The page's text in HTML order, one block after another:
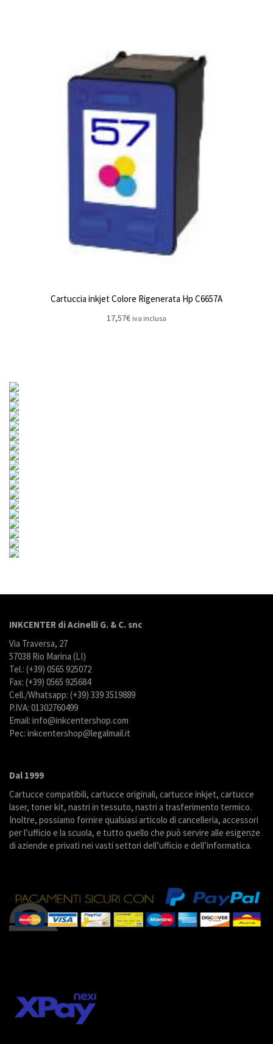
Cartuccia inkjet Colore Rigenerata Hp C6657A
17,57€ iva inclusa
INKCENTER di Acinelli G. & C. snc
Via Traversa, 27
57038 Rio Marina (LI)
Tel.: (+39) 0565 925072
Fax: (+39) 0565 925684
Cell./Whatsapp: (+39) 339 3519889
P.IVA: 01302760499
Email: info@inkcentershop.com
Pec: inkcentershop@legalmail.it
Dal 1999
Cartucce compatibili, cartucce originali, cartucce inkjet, cartucce
laser, toner kit, nastri in tessuto, nastri a trasferimento termico.
Inoltre, possiamo fornire qualsiasi articolo di cancelleria, accessori
per l’ufficio e la scuola, e tutto quello che può servire alle esigenze
di aziende e privati nei vasti settori dell’ufficio e dell’informatica.